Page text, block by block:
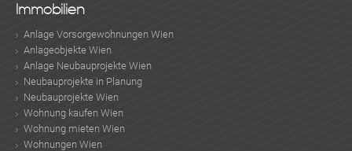
Immobilien
Anlage Vorsorgewohnungen Wien
Anlageobjekte Wien
Anlage Neubauprojekte Wien
Neubauprojekte in Planung
Neubauprojekte Wien
Wohnung kaufen Wien
Wohnung mieten Wien
Wohnungen Wien